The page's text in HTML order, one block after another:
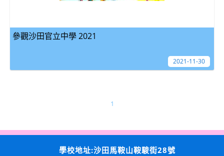
參觀沙田官立中學 2021
2021-11-30
1
學校地址:沙田馬鞍山鞍駿街28號